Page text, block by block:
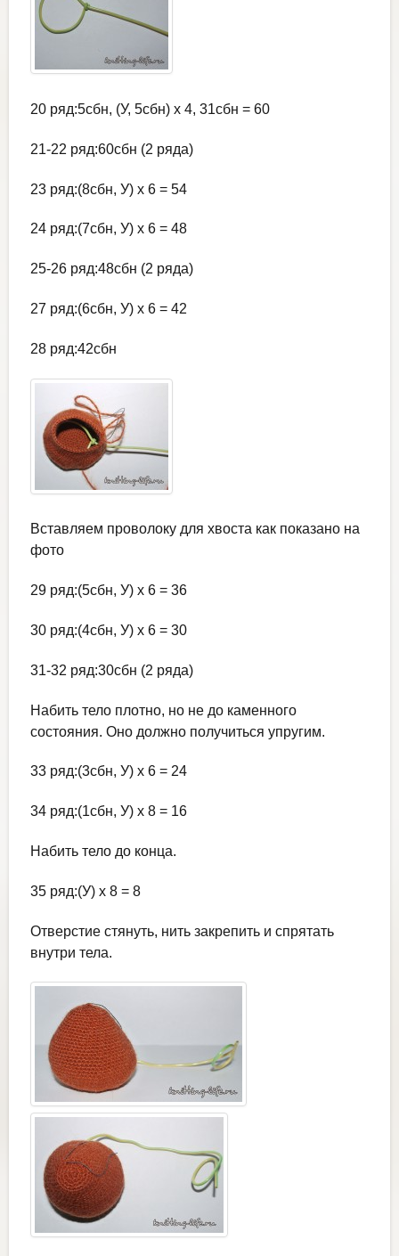
20 ряд:5сбн, (У, 5сбн) х 4, 31сбн = 60
21-22 ряд:60сбн (2 ряда)
23 ряд:(8сбн, У) х 6 = 54
24 ряд:(7сбн, У) х 6 = 48
25-26 ряд:48сбн (2 ряда)
27 ряд:(6сбн, У) х 6 = 42
28 ряд:42сбн
Вставляем проволоку для хвоста как показано на
фото
29 ряд:(5сбн, У) х 6 = 36
30 ряд:(4сбн, У) х 6 = 30
31-32 ряд:30сбн (2 ряда)
Набить тело плотно, но не до каменного
состояния. Оно должно получиться упругим.
33 ряд:(3сбн, У) х 6 = 24
34 ряд:(1сбн, У) х 8 = 16
Набить тело до конца.
35 ряд:(У) х 8 = 8
Отверстие стянуть, нить закрепить и спрятать
внутри тела.